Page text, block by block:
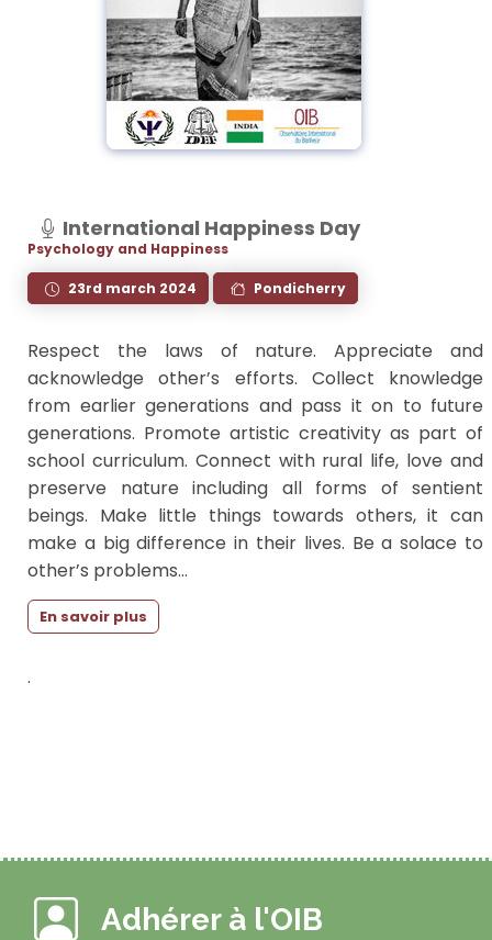
International Happiness Day
Psychology and Happiness
23rd march 2024 Pondicherry
Respect the laws of nature. Appreciate and
acknowledge other’s efforts. Collect knowledge
from earlier generations and pass it on to future
generations. Promote artistic creativity as part of
school curriculum. Connect with rural life, love and
preserve nature including all forms of sentient
beings. Make little things towards others, it can
make a big difference in their lives. Be a solace to
other’s problems...
En savoir plus
.
Adhérer à l'OIB